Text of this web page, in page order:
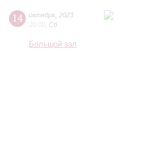
14 октября 2023
20:00 Сб
Большой зал